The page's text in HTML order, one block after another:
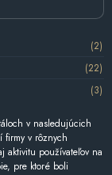
(2)
(22)
(3)
v nasledujúcich
firmy v rôznych
aktivitu používateľov na
pre ktoré boli